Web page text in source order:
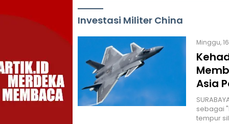
Investasi Militer China
Minggu,
Asia
sebagai
tempur